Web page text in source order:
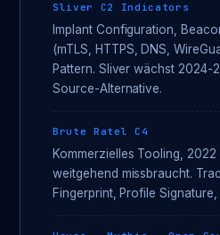
Sliver C2 Indicators
Implant Configuration,
(mTLS, HTTPS, DNS,
Pattern. Sliver wächst 2024-
Source-Alternative.
Brute Ratel C4
Kommerzielles Tooling,
weitgehend missbraucht.
Fingerprint, Profile Signature,